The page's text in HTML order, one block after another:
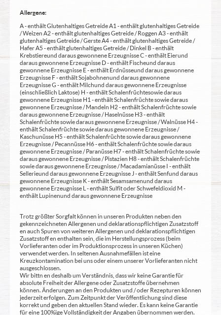
Allergene:
A - enthält Glutenhaltiges Getreide A1 - enthält glutenhaltiges Getreide
/ Weizen A2 - enthält glutenhaltiges Getreide / Roggen A3 - enthält
glutenhaltiges Getreide / Gerste A4 - enthält glutenhaltiges Getreide /
Hafer A5 - enthält glutenhaltiges Getreide / Dinkel B - enthält
Krebstiere und daraus gewonnene Erzeugnisse C - enthält Eier und
daraus gewonnene Erzeugnisse D - enthält Fische und daraus
gewonnene Erzeugnisse E - enthält Erdnüsse und daraus gewonnene
Erzeugnisse F - enthält Sojabohnen und daraus gewonnene
Erzeugnisse G - enthält Milch und daraus gewonnene Erzeugnisse
(einschließlich Laktose) H - enthält Schalenfrüchte sowie daraus
gewonnene Erzeugnisse H1 - enthält Schalenfrüchte sowie daraus
gewonnene Erzeugnisse / Mandeln H2 - enthält Schalenfrüchte sowie
daraus gewonnene Erzeugnisse / Haselnüsse H3 - enthält
Schalenfrüchte sowie daraus gewonnene Erzeugnisse / Walnüsse H4 -
enthält Schalenfrüchte sowie daraus gewonnene Erzeugnisse /
Kaschunüsse H5 - enthält Schalenfrüchte sowie daraus gewonnene
Erzeugnisse / Pecannüsse H6 - enthält Schalenfrüchte sowie daraus
gewonnene Erzeugnisse / Paranüsse H7 - enthält Schalenfrüchte sowie
daraus gewonnene Erzeugnisse / Pistazien H8 - enthält Schalenfrüchte
sowie daraus gewonnene Erzeugnisse / Macadamianüsse I - enthält
Sellerie und daraus gewonnene Erzeugnisse J - enthält Senf und daraus
gewonnene Erzeugnisse K - enthält Sesamsamen und daraus
gewonnene Erzeugnisse L - enthält Sulfit oder Schwefeldioxid M -
enthält Lupinen und daraus gewonnene Erzeugnisse
Trotz größter Sorgfalt können in unseren Produkten neben den
gekennzeichneten Allergenen und deklarationspflichtigen Zusatzstoff
en auch Spuren von weiteren Allergenen und deklarationspflichtigen
Zusatzstoff en enthalten sein, die im Herstellungsprozess (beim
Vorlieferanten oder im Produktionsprozess in unseren Küchen)
verwendet werden. In seltenen Ausnahmefällen ist eine
Kreuzkontamination bei uns oder einem unserer Vorlieferanten nicht
ausgeschlossen.
Wir bittn en deshalb um Verständnis, dass wir keine Garantie für
absolute Freiheit der Allergene oder Zusatzstoffe übernehmen
können. Änderungen an den Produkten und / oder Rezepturen können
jederzeit erfolgen. Zum Zeitpunkt der Veröffentlichung sind diese
korrekt und geben den aktuellen Stand wieder. Es kann keine Garantie
für eine 100%ige Vollständigkeit der Angaben übernommen werden.